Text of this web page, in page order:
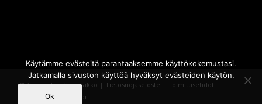
© Copyright - Sammakko | Tietosuojaseloste | Toimitusehdot |
Powered by
iQWebbi
Käytämme evästeitä parantaaksemme käyttökokemustasi.
Jatkamalla sivuston käyttöä hyväksyt evästeiden käytön.
Ok